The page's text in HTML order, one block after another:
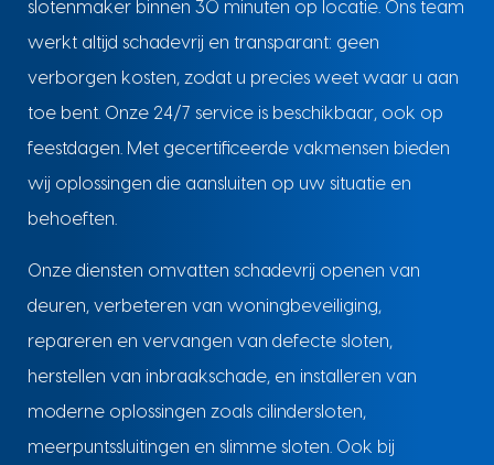
slotenmaker binnen 30 minuten op locatie. Ons team
werkt altijd schadevrij en transparant: geen
verborgen kosten, zodat u precies weet waar u aan
toe bent. Onze 24/7 service is beschikbaar, ook op
feestdagen. Met gecertificeerde vakmensen bieden
wij oplossingen die aansluiten op uw situatie en
behoeften.
Onze diensten omvatten schadevrij openen van
deuren, verbeteren van woningbeveiliging,
repareren en vervangen van defecte sloten,
herstellen van inbraakschade, en installeren van
moderne oplossingen zoals cilindersloten,
meerpuntssluitingen en slimme sloten. Ook bij